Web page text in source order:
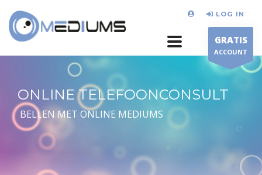
LOG IN
GRATIS
ACCOUNT
ONLINE TELEFOONCONSULT
BELLEN MET ONLINE MEDIUMS